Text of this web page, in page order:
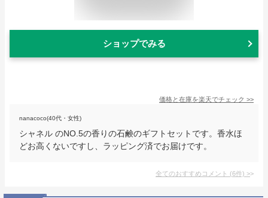
ショップでみる
価格と在庫を楽天でチェック >>
nanacoco(40代・女性)
シャネル のNO.5の香りの石鹸のギフトセットです。香水ほ
どお高くないですし、ラッピング済でお届けです。
全てのおすすめコメント (6件) >